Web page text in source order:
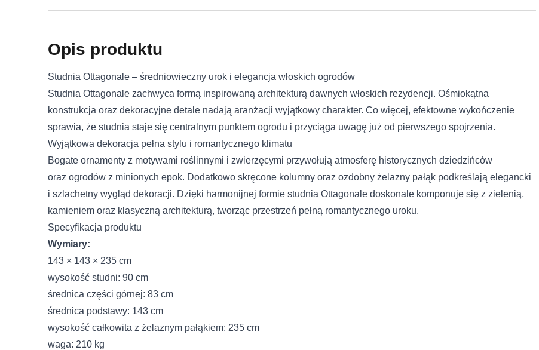
Opis produktu
Studnia Ottagonale – średniowieczny urok i elegancja włoskich ogrodów
Studnia Ottagonale zachwyca formą inspirowaną architekturą dawnych włoskich rezydencji. Ośmiokątna
konstrukcja oraz dekoracyjne detale nadają aranżacji wyjątkowy charakter. Co więcej, efektowne wykończenie
sprawia, że studnia staje się centralnym punktem ogrodu i przyciąga uwagę już od pierwszego spojrzenia.
Wyjątkowa dekoracja pełna stylu i romantycznego klimatu
Bogate ornamenty z motywami roślinnymi i zwierzęcymi przywołują atmosferę historycznych dziedzińców
oraz ogrodów z minionych epok. Dodatkowo skręcone kolumny oraz ozdobny żelazny pałąk podkreślają elegancki
i szlachetny wygląd dekoracji. Dzięki harmonijnej formie studnia Ottagonale doskonale komponuje się z zielenią,
kamieniem oraz klasyczną architekturą, tworząc przestrzeń pełną romantycznego uroku.
Specyfikacja produktu
Wymiary:
143 × 143 × 235 cm
wysokość studni: 90 cm
średnica części górnej: 83 cm
średnica podstawy: 143 cm
wysokość całkowita z żelaznym pałąkiem: 235 cm
waga: 210 kg